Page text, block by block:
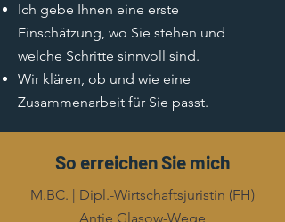
Ich gebe Ihnen eine erste
Einschätzung, wo Sie stehen und
welche Schritte sinnvoll sind.
Wir klären, ob und wie eine
Zusammenarbeit für Sie passt.
So erreichen Sie mich
M.BC. | Dipl.-Wirtschaftsjuristin (FH)
Antje Glasow-Wege